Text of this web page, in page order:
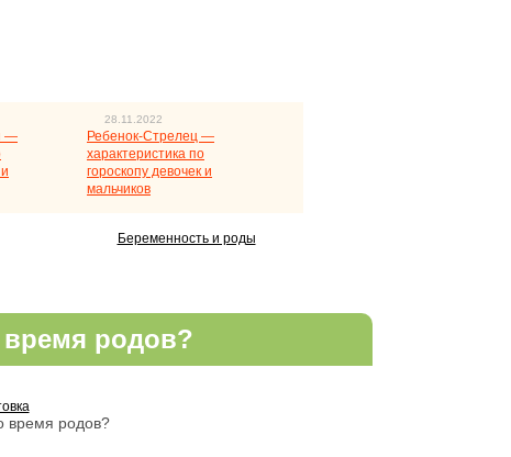
—
28.11.2022
Ребенок-Стрелец —
характеристика по
гороскопу девочек и
мальчиков
Беременность и роды
время родов?
время родов?